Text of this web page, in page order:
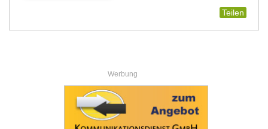
Teilen
Werbung